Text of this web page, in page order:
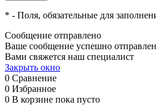
* - Поля, обязательные для
Сообщение отправлено
Ваше сообщение успешно
Вами свяжется наш специалист
Закрыть окно
0 Сравнение
0 Избранное
0 В корзине пока пусто